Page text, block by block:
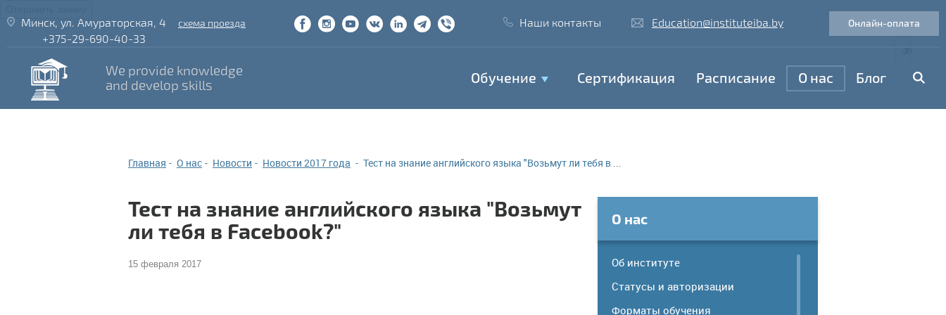
Минск, ул. Амураторская, 4
+375-29-690-40-33
схема проезда Наши контакты Education@instituteiba.by Онлайн-оплата
We provide knowledge
and develop skills
Обучение Сертификация Расписание O нас Блог
Главная О нас Новости Новости 2017 года Тест на знание английского языка "Возьмут ли тебя в ...
Тест на знание английского языка "Возьмут
ли тебя в Facebook?"
15 февраля 2017
О нас
Об институте
Статусы и авторизации
Форматы обучения